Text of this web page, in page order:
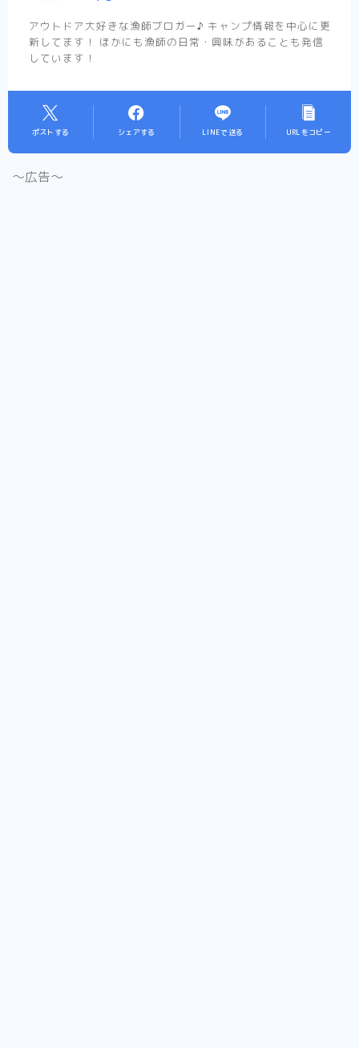
アウトドア大好きな漁師ブロガー♪ キャンプ情報を中心に更
新してます！ ほかにも漁師の日常・興味があることも発信
しています！
ポストする シェアする LINEで送る URLをコピー
〜広告〜